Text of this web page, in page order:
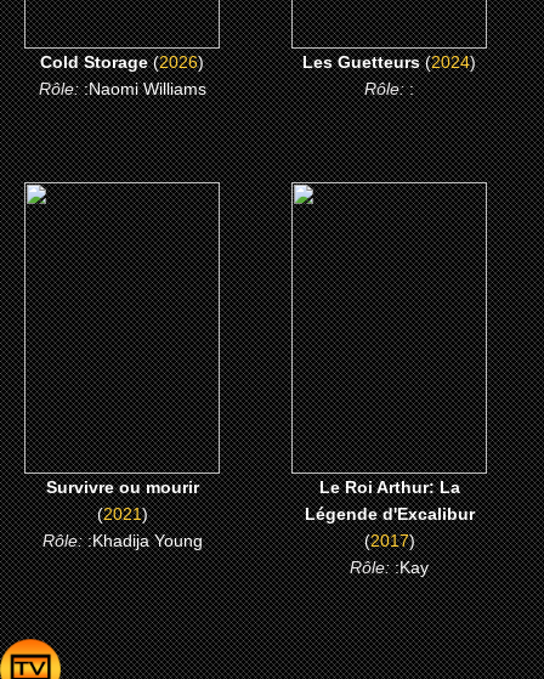
Cold Storage(2026)
Rôle::Naomi Williams
Les Guetteurs(2024)
Rôle::
(2021)
Survivre ou mourir
CLICK ME
Survivre ou mourir
(2021)
Rôle::Khadija Young
(2017)
Le Roi Arthur: La
Légende d'Excalibur
CLICK ME
Le Roi Arthur: La
Légende d'Excalibur
(2017)
Rôle::Kay